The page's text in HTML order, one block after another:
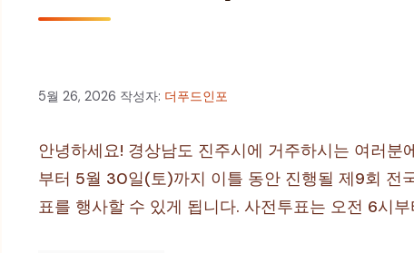
5월 26, 2026 작성자: 더푸드인포
안녕하세요! 경상남도 진주시에 거주하시는 여러
부터 5월 30일(토)까지 이틀 동안 진행될 제9회 전
표를 행사할 수 있게 됩니다. 사전투표는 오전 6시